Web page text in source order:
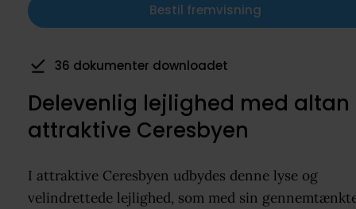
Bestil fremvisning
36 dokumenter downloadet
Delevenlig lejlighed med altan
attraktive Ceresbyen
I attraktive Ceresbyen udbydes denne lyse og
velindrettede lejlighed, som med sin